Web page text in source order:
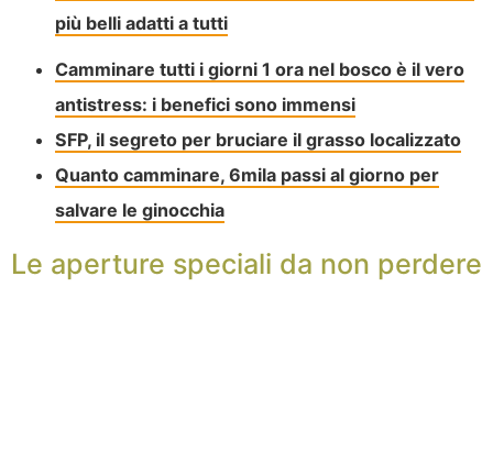
più belli adatti a tutti
Camminare tutti i giorni 1 ora nel bosco è il vero
antistress: i benefici sono immensi
SFP, il segreto per bruciare il grasso localizzato
Quanto camminare, 6mila passi al giorno per
salvare le ginocchia
Le aperture speciali da non perdere